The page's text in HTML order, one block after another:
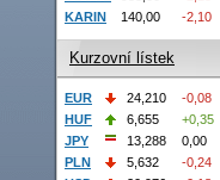
KARIN
140,00 -2,10
Kurzovní lístek
EUR 24,210
-0,08
HUF
6,655
+0,35
JPY
13,288
0,00
PLN
5,632
-0,24